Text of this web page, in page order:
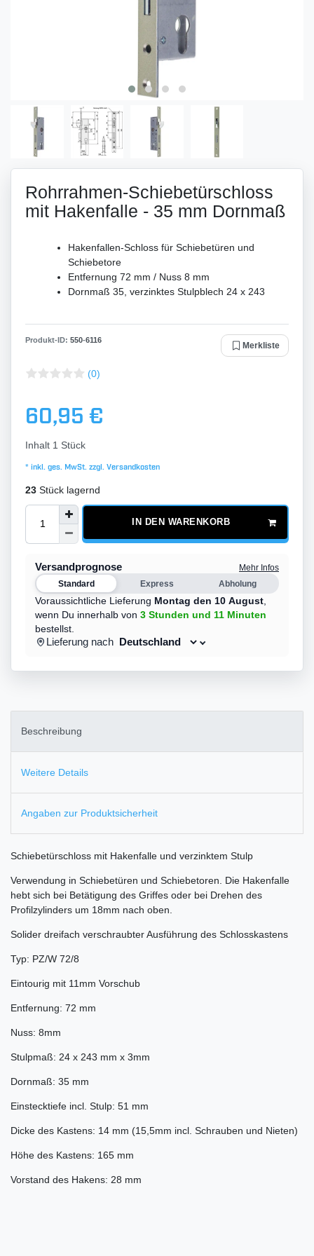
Rohrrahmen-Schiebetürschloss
mit Hakenfalle - 35 mm Dornmaß
Hakenfallen-Schloss für Schiebetüren und
Schiebetore
Entfernung 72 mm / Nuss 8 mm
Dornmaß 35, verzinktes Stulpblech 24 x 243
Produkt-ID: 550-6116
Merkliste
(0)
60,95 €
Inhalt 1 Stück
* inkl. ges. MwSt. zzgl. Versandkosten
23 Stück lagernd
IN DEN WARENKORB
Versandprognose
Mehr Infos
Standard
Express Abholung
Voraussichtliche Lieferung Montag den 10 August
wenn Du innerhalb von 3 Stunden und 11 Minuten
bestellst.
Lieferung nach
Beschreibung
Weitere Details
Angaben zur Produktsicherheit
Schiebetürschloss mit Hakenfalle und verzinktem Stulp
Verwendung in Schiebetüren und Schiebetoren. Die Hakenfalle
hebt sich bei Betätigung des Griffes oder bei Drehen des
Profilzylinders um 18mm nach oben.
Solider dreifach verschraubter Ausführung des Schlosskastens
Typ: PZ/W 72/8
Eintourig mit 11mm Vorschub
Entfernung: 72 mm
Nuss: 8mm
Stulpmaß: 24 x 243 mm x 3mm
Dornmaß: 35 mm
Einstecktiefe incl. Stulp: 51 mm
Dicke des Kastens: 14 mm (15,5mm incl. Schrauben und Nieten)
Höhe des Kastens: 165 mm
Vorstand des Hakens: 28 mm